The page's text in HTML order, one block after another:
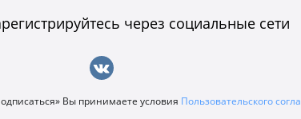
через социальные сети
Вы принимаете условия Пользовательского